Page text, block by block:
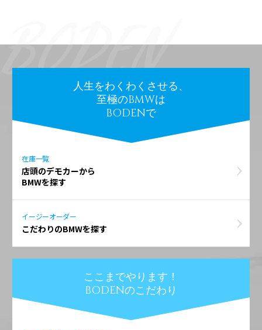
人生をわくわくさせる、
至極のBMWは
BODENで
在庫一覧
店頭のデモカーから
BMWを探す
イージーオーダー
こだわりのBMWを探す
ここまでやります！
BODENのこだわり